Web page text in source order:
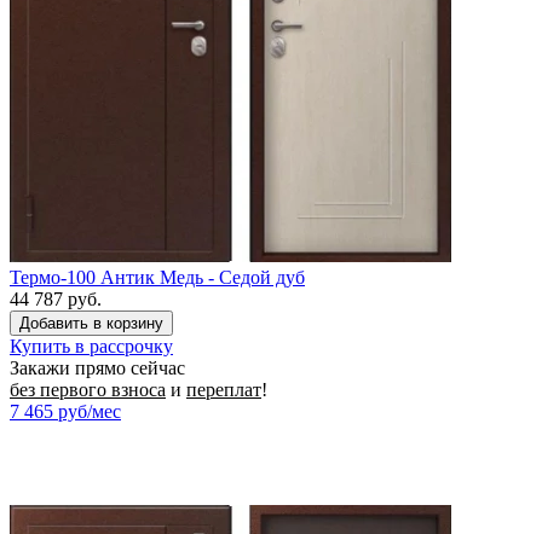
Термо-100 Антик Медь - Седой дуб
44 787 руб.
Купить в рассрочку
Закажи прямо сейчас
без первого взноса и переплат!
7 465 руб/мес